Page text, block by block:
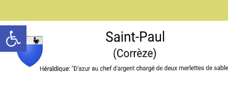
Ouvrir la barre d’outils